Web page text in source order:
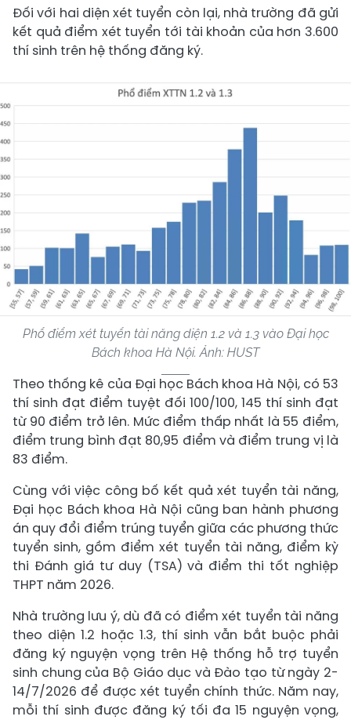
Đối với hai diện xét tuyển còn lại, nhà trường đã gửi
kết quả điểm xét tuyển tới tài khoản của hơn 3.600
thí sinh trên hệ thống đăng ký.
Phổ điểm xét tuyển tài năng diện 1.2 và 1.3 vào Đại học
Bách khoa Hà Nội. Ảnh: HUST
Theo thống kê của Đại học Bách khoa Hà Nội, có 53
thí sinh đạt điểm tuyệt đối 100/100, 145 thí sinh đạt
từ 90 điểm trở lên. Mức điểm thấp nhất là 55 điểm,
điểm trung bình đạt 80,95 điểm và điểm trung vị là
83 điểm.
Cùng với việc công bố kết quả xét tuyển tài năng,
Đại học Bách khoa Hà Nội cũng ban hành phương
án quy đổi điểm trúng tuyển giữa các phương thức
tuyển sinh, gồm điểm xét tuyển tài năng, điểm kỳ
thi Đánh giá tư duy (TSA) và điểm thi tốt nghiệp
THPT năm 2026.
Nhà trường lưu ý, dù đã có điểm xét tuyển tài năng
theo diện 1.2 hoặc 1.3, thí sinh vẫn bắt buộc phải
đăng ký nguyện vọng trên Hệ thống hỗ trợ tuyển
sinh chung của Bộ Giáo dục và Đào tạo từ ngày 2-
14/7/2026 để được xét tuyển chính thức. Năm nay,
mỗi thí sinh được đăng ký tối đa 15 nguyện vọng,